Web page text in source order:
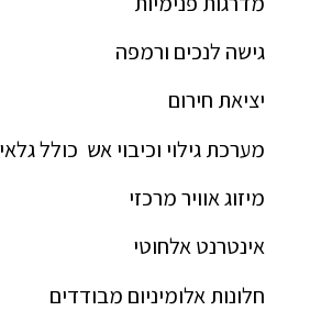
גישה לנכים ורמפה
יציאת חירום
מערכת גילוי וכיבוי אש כולל
מיזוג אוויר מרכזי
אינטרנט אלחוטי
חלונות אלומיניום מבודדים